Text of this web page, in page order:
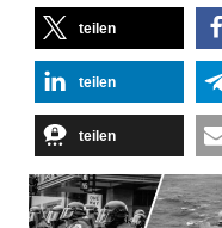
teilen
teilen
teilen